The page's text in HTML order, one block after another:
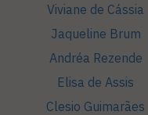
Viviane de Cássia
Jaqueline Brum
Andréa Rezende
Elisa de Assis
Clesio Guimarães